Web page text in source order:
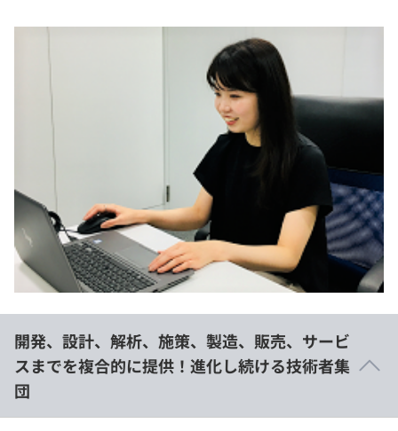
開発、設計、解析、施策、製造、販売、サービ
スまでを複合的に提供！進化し続ける技術者集
団